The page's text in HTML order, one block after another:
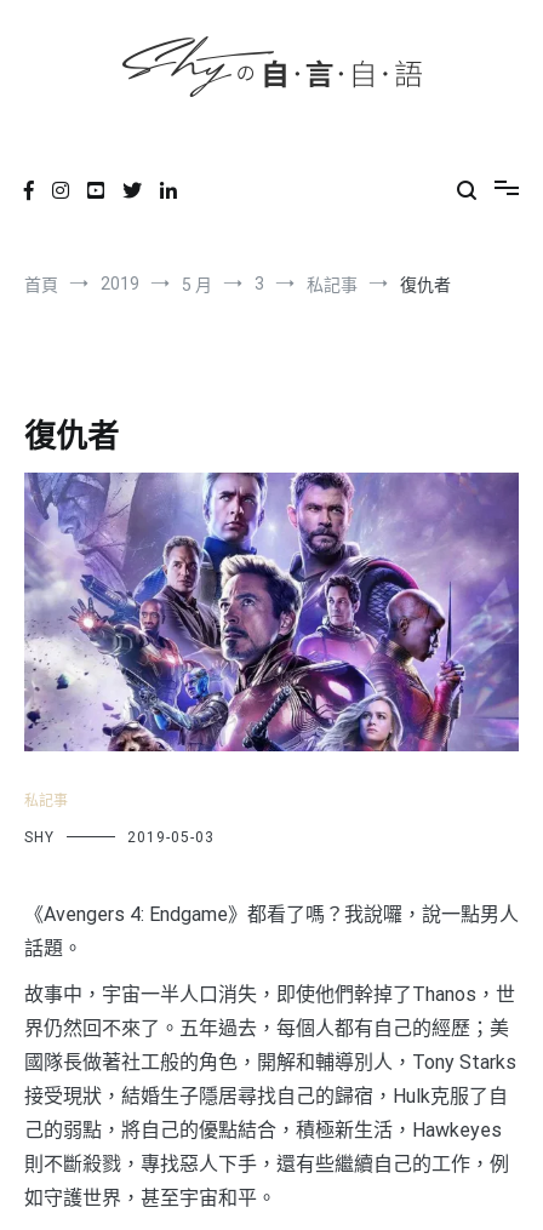
首頁 2019 5 月 3 私記事 復仇者
復仇者
私記事
SHY 2019-05-03
《Avengers 4: Endgame》都看了嗎？我說囉，說一點男人
話題。
故事中，宇宙一半人口消失，即使他們幹掉了Thanos，世
界仍然回不來了。五年過去，每個人都有自己的經歷；美
國隊長做著社工般的角色，開解和輔導別人，Tony Starks
接受現狀，結婚生子隱居尋找自己的歸宿，Hulk克服了自
己的弱點，將自己的優點結合，積極新生活，Hawkeyes
則不斷殺戮，專找惡人下手，還有些繼續自己的工作，例
如守護世界，甚至宇宙和平。